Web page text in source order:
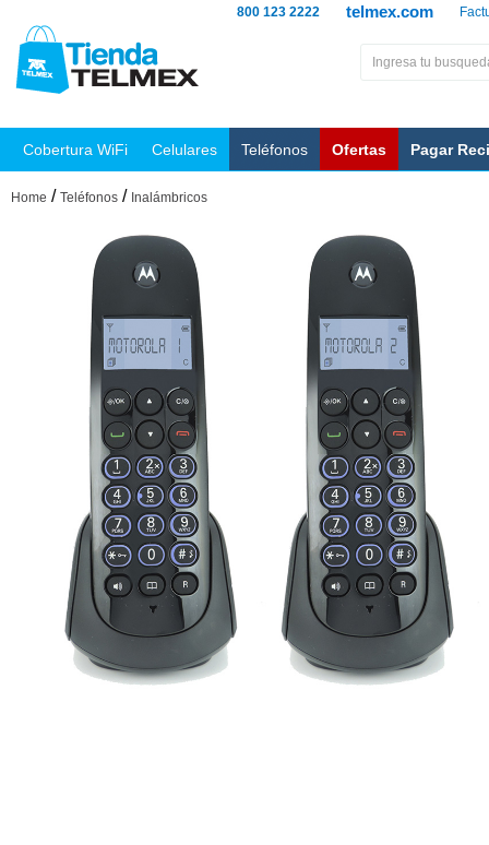
telmex.com
800 123 2222
Cobertura WiFi Celulares Teléfonos Ofertas Pagar
Home / Teléfonos / Inalámbricos